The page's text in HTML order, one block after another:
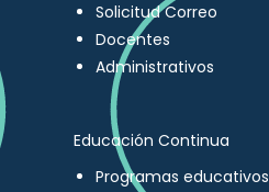
Solicitud Correo
Docentes
Administrativos
Educación Continua
Programas educativos